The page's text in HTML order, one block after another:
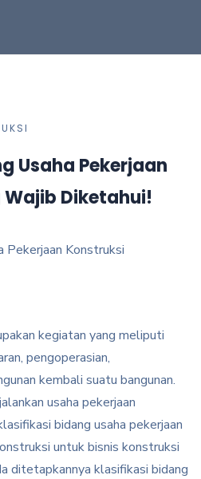
Usaha Pekerjaan
Diketahui!
kegiatan yang meliputi
pengoperasian,
kembali suatu bangunan.
usaha pekerjaan
bidang usaha pekerjaan
untuk bisnis konstruksi
ditetapkannya klasifikasi bidang